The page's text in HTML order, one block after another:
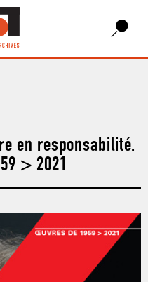
en responsabilité.
> 2021